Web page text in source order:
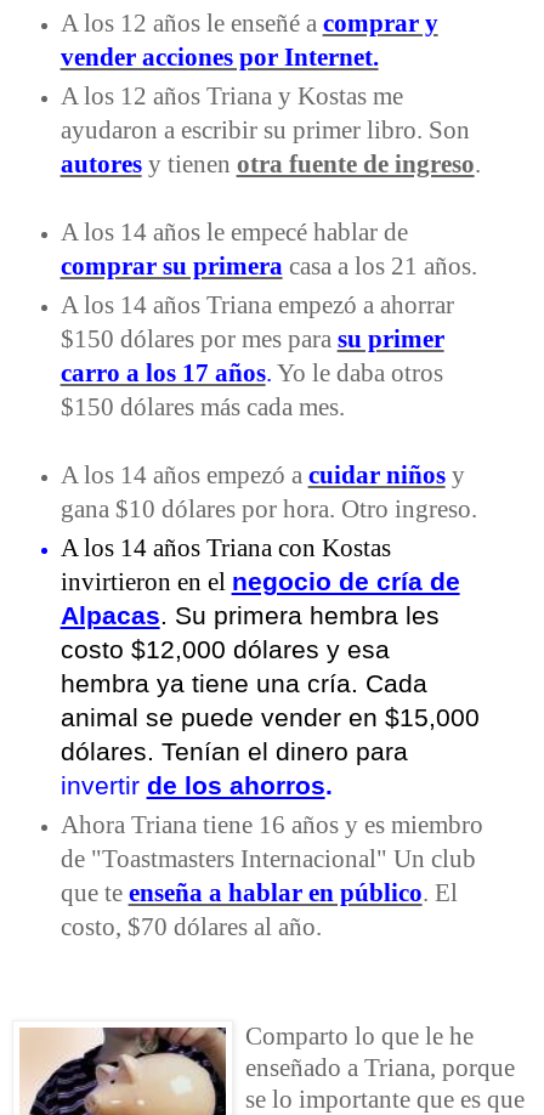
A los 12 años le enseñé a comprar y
vender acciones por Internet.
A los 12 años Triana y Kostas me
ayudaron a escribir su primer libro. Son
autoresy tienen otra fuente de ingreso.
A los 14 años le empecé hablar de
comprar su primera casa a los 21 años.
A los 14 años Triana empezó a ahorrar
$150 dólares por mes para su primer
carro a los 17 años. Yo le daba otros
$150 dólares más cada mes.
A los 14 años empezó a cuidar niñosy
gana $10 dólares por hora. Otro ingreso.
A los 14 años Triana con Kostas
invirtieron en el negocio de cría de
Alpacas. Su primera hembra les
costo $12,000 dólares y esa
hembra ya tiene una cría. Cada
animal se puede vender en $15,000
dólares. Tenían el dinero para
invertir de los ahorros.
Ahora Triana tiene 16 años y es miembro
de "Toastmasters Internacional" Un club
que te enseña a hablar en público. El
costo, $70 dólares al año.
Comparto lo que le he
enseñado a Triana, porque
se lo importante que es que